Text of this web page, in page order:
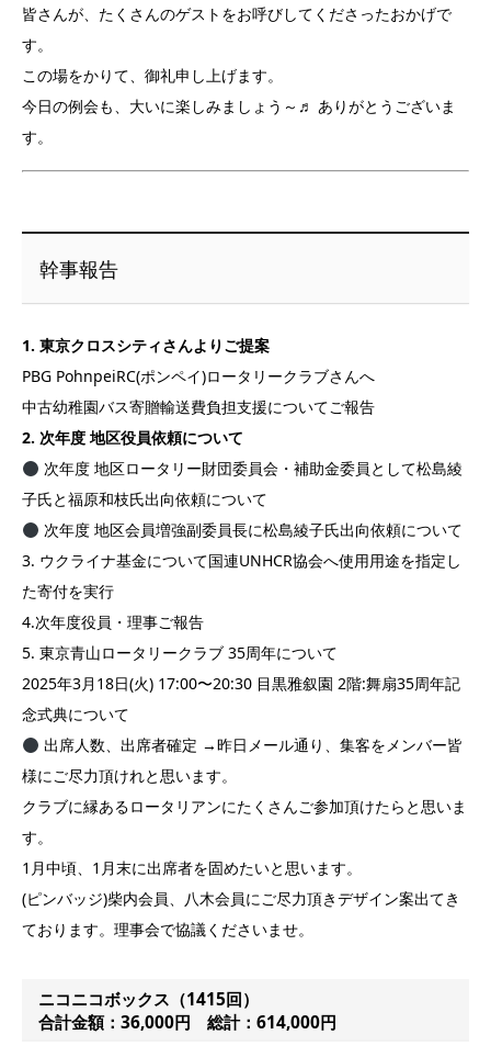
皆さんが、たくさんのゲストをお呼びしてくださったおかげで
す。
この場をかりて、御礼申し上げます。
今日の例会も、大いに楽しみましょう～♬ ありがとうございま
す。
幹事報告
1. 東京クロスシティさんよりご提案
PBG PohnpeiRC(ポンペイ)ロータリークラブさんへ
中古幼稚園バス寄贈輸送費負担支援についてご報告
2. 次年度 地区役員依頼について
次年度 地区ロータリー財団委員会・補助金委員として松島綾
子氏と福原和枝氏出向依頼について
次年度 地区会員増強副委員長に松島綾子氏出向依頼について
3. ウクライナ基金について国連UNHCR協会へ使用用途を指定し
た寄付を実行
4.次年度役員・理事ご報告
5. 東京青山ロータリークラブ 35周年について
2025年3月18日(火) 17:00〜20:30 目黒雅叙園 2階:舞扇35周年記
念式典について
出席人数、出席者確定 →昨日メール通り、集客をメンバー皆
様にご尽力頂けれと思います。
クラブに縁あるロータリアンにたくさんご参加頂けたらと思いま
す。
1月中頃、1月末に出席者を固めたいと思います。
(ピンバッジ)柴内会員、八木会員にご尽力頂きデザイン案出てき
ております。理事会で協議くださいませ。
ニコニコボックス（1415回）
合計金額：36,000円 総計：614,000円